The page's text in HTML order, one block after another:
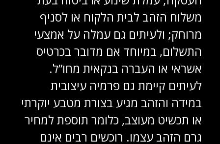
משלוח הזהב לבית הלקוח או לסניף
מרוחק; ולעיתים גם עמלה על אמצעי
התשלום, במיוחד אם מדובר בכרטיס
אשראי או העברה בנקאית מחו”ל.
לעיתים קיימת גם פרמיה עיצובית
במידה והזהב מגיע בצורת מטבע יוקרתי
או תכשיט מעוצב, כלומר תוספת למחיר
גרם הזהב עצמו. רוכשים רבים אינם